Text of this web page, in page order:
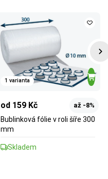
1 varianta
od 159 Kč až -8%
Bublinková fólie v roli šíře 300
mm
Skladem